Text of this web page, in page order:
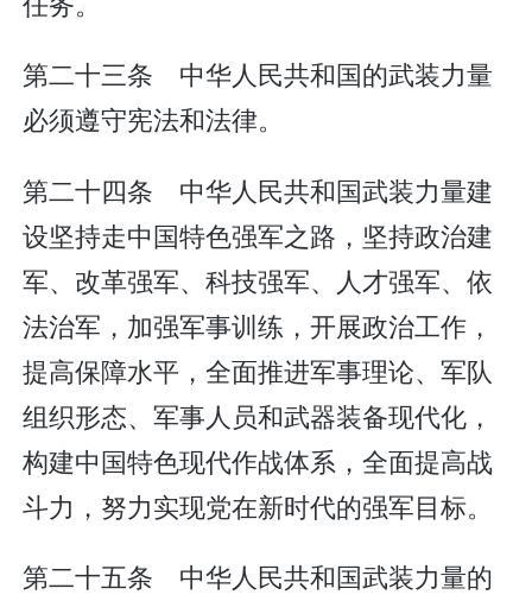
第二十三条 中华人民共和国的武装力量
必须遵守宪法和法律。
第二十四条 中华人民共和国武装力量建
设坚持走中国特色强军之路，坚持政治建
军、改革强军、科技强军、人才强军、依
法治军，加强军事训练，开展政治工作，
提高保障水平，全面推进军事理论、军队
组织形态、军事人员和武器装备现代化，
构建中国特色现代作战体系，全面提高战
斗力，努力实现党在新时代的强军目标。
第二十五条 中华人民共和国武装力量的